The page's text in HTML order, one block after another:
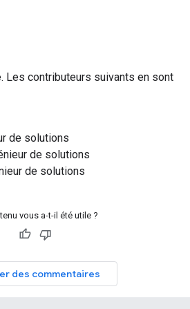
Les contributeurs suivants en sont
de solutions
de solutions
de solutions
vous a-t-il été utile ?
des commentaires